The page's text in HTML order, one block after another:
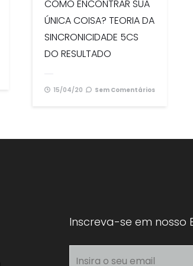
COMO ENCONTRAR SUA
ÚNICA COISA? TEORIA DA
SINCRONICIDADE 5CS
DO RESULTADO
15/04/20 Sem Comentários
Inscreva-se em nosso